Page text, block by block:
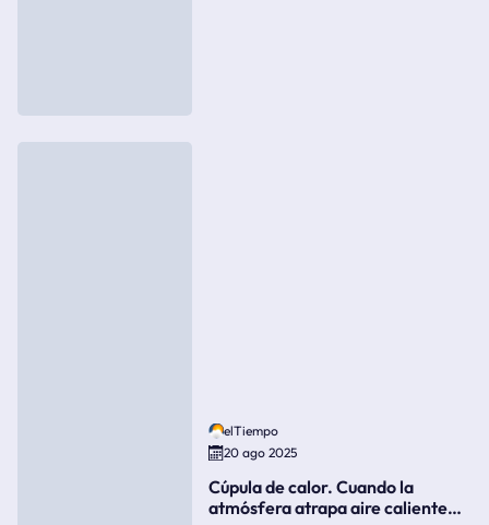
elTiempo
20 ago 2025
Cúpula de calor. Cuando la
atmósfera atrapa aire caliente